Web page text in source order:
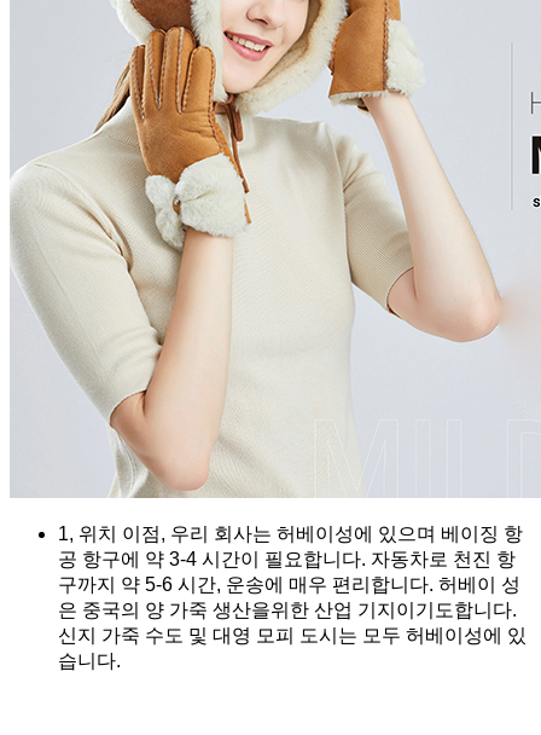
1, 위치 이점, 우리 회사는 허베이성에 있으며 베이징 항
공 항구에 약 3-4 시간이 필요합니다. 자동차로 천진 항
구까지 약 5-6 시간, 운송에 매우 편리합니다. 허베이 성
은 중국의 양 가죽 생산을위한 산업 기지이기도합니다.
신지 가죽 수도 및 대영 모피 도시는 모두 허베이성에 있
습니다.